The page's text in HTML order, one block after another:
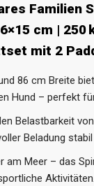
Familien
cm |
mit 2
86 cm Breite
Hund – perfekt
Belastbarkeit
Beladung stabil
Meer – das
Aktivitäten.